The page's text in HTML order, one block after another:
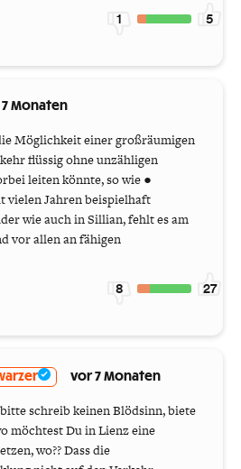
1 5
Monaten
Möglichkeit einer großräumigen
flüssig ohne unzähligen
leiten könnte, so wie ●
vielen Jahren beispielhaft
wie auch in Sillian, fehlt es am
vor allen an fähigen
8 27
vor 7 Monaten
schreib keinen Blödsinn, biete
möchtest Du in Lienz eine
wo?? Dass die